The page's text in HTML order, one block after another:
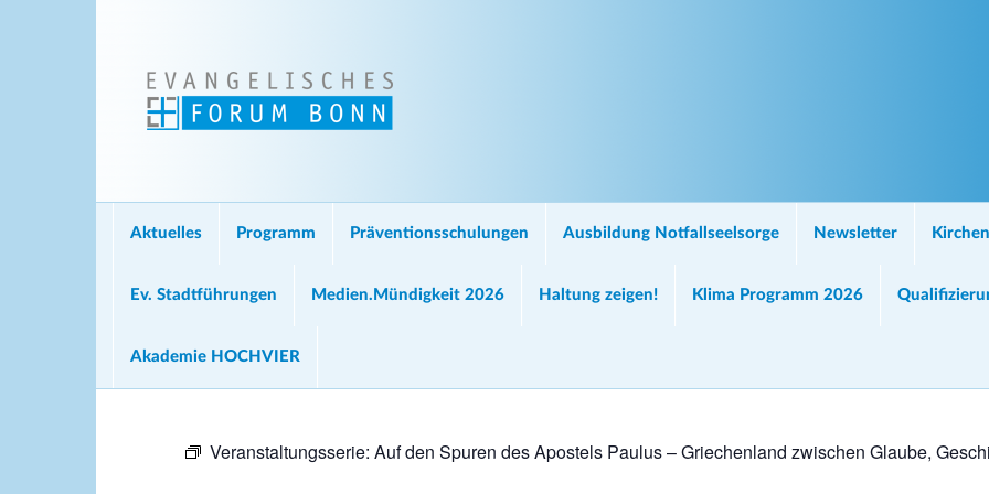
Aktuelles Programm Präventionsschulungen Ausbildung Notfallseelsorge Newsletter
Ev. Stadtführungen Medien.Mündigkeit 2026 Haltung zeigen! Klima Programm 2026
Akademie HOCHVIER
Veranstaltungsserie: Auf den Spuren des Apostels Paulus – Griechenland zwischen Glaube,